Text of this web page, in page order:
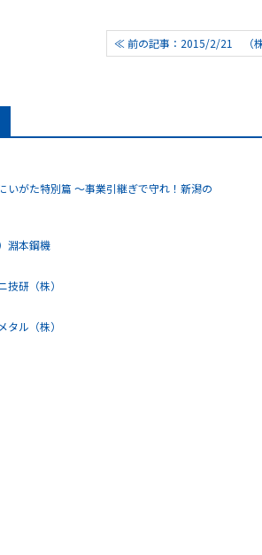
≪ 前の記事：2015/2/21 （
いがた特別篇 ～事業引継ぎで守れ！新潟の
淵本鋼機
研（株）
ル（株）